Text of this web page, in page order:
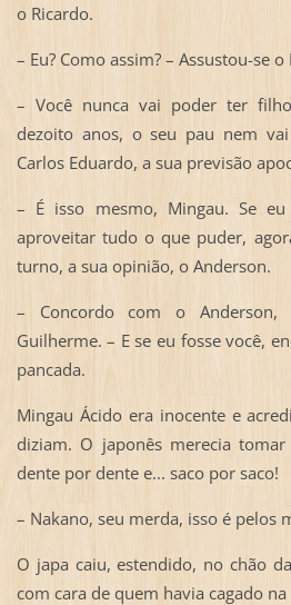
o Ricardo.
– Eu? Como assim? – Assustou-se o
– Você nunca vai poder ter
dezoito anos, o seu pau nem
Carlos Eduardo, a sua previsão
– É isso mesmo, Mingau. Se
aproveitar tudo o que puder,
turno, a sua opinião, o Anderson.
– Concordo com o
Guilherme. – E se eu fosse você,
pancada.
Mingau Ácido era inocente e
diziam. O japonês merecia
dente por dente e... saco por saco!
– Nakano, seu merda, isso é pelos
O japa caiu, estendido, no chão
com cara de quem havia cagado